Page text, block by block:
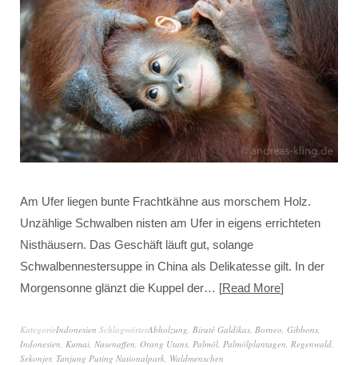
Am Ufer liegen bunte Frachtkähne aus morschem Holz.
Unzählige Schwalben nisten am Ufer in eigens errichteten
Nisthäusern. Das Geschäft läuft gut, solange
Schwalbennestersuppe in China als Delikatesse gilt. In der
Morgensonne glänzt die Kuppel der…
Read More
KategorieIndonesien SchlagwörterAbholzung Biruté Galdikas Borneo Gibbons
Indonesien Kumai Nasenaffen Orang Utans Palmöl Palmölplantagen Regenwald
Sekonjer, Tanjung Puting Nationalpark Waldmenschen